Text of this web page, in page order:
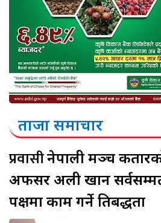
ताजा समाचार
प्रवासीनेपाली मञ्च
अफसर अली खान
पक्षमा काम गर्ने प्रतिबद्धता